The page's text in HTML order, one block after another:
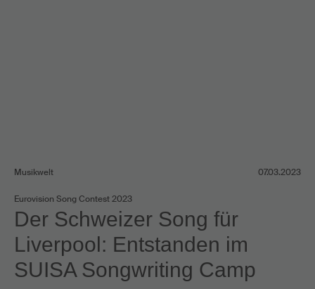
Musikwelt 07.03.2023
Eurovision Song Contest 2023
Der Schweizer Song für
Liverpool: Entstanden im
SUISA Songwriting Camp